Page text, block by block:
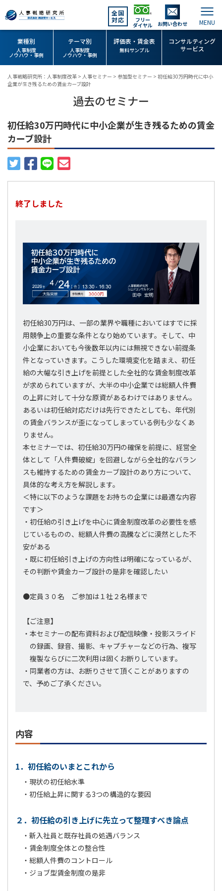
全国
対応
フリー
ダイヤル お問い合わせ
業種別
人事制度
ノウハウ・事例
テーマ別
人事制度
ノウハウ・事例
評価表・賃金表
無料サンプル
コンサルティング
サービス
人事戦略研究所：人事制度改革 > 人事セミナー > 参加型セミナー > 初任給30万円時代に中小
企業が生き残るための賃金カーブ設計
過去のセミナー
初任給30万円時代に中小企業が生き残るための賃金
カーブ設計
終了しました
初任給30万円は、一部の業界や職種においてはすでに採
用競争上の重要な条件となり始めています。そして、中
小企業においても今後数年以内には無視できない前提条
件となっていきます。こうした環境変化を踏まえ、初任
給の大幅な引き上げを前提とした全社的な賃金制度改革
が求められていますが、大半の中小企業では総額人件費
の上昇に対して十分な原資があるわけではありません。
あるいは初任給対応だけは先行できたとしても、年代別
の賃金バランスが歪になってしまっている例も少なくあ
りません。
本セミナーでは、初任給30万円の確保を前提に、経営全
体として「人件費破綻」を回避しながら全社的なバラン
スも維持するための賃金カーブ設計のあり方について、
具体的な考え方を解説します。
＜特に以下のような課題をお持ちの企業には最適な内容
です＞
・初任給の引き上げを中心に賃金制度改革の必要性を感
じているものの、総額人件費の高騰などに漠然とした不
安がある
・既に初任給引き上げの方向性は明確になっているが、
その判断や賃金カーブ設計の是非を確認したい
●定員３０名 ご参加は１社２名様まで
【ご注意】
・本セミナーの配布資料および配信映像・投影スライド
の録画、録音、撮影、キャプチャーなどの行為、複写
複製ならびに二次利用は固くお断りしています。
・同業者の方は、お断りさせて頂くことがありますの
で、予めご了承ください。
内容
1．初任給のいまとこれから
・現状の初任給水準
・初任給上昇に関する3つの構造的な要因
２．初任給の引き上げに先立って整理すべき論点
・新入社員と既存社員の処遇バランス
・賃金制度全体との整合性
・総額人件費のコントロール
・ジョブ型賃金制度の是非